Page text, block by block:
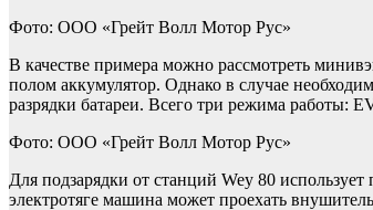
Фото: ООО «Грейт Волл Мотор Рус»
В качестве примера можно рассмотреть
полом аккумулятор. Однако в случае
разрядки батареи. Всего три режима работы:
Фото: ООО «Грейт Волл Мотор Рус»
Для подзарядки от станций Wey 80
электротяге машина может проехать